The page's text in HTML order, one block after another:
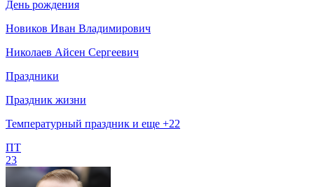
День рождения
Новиков Иван Владимирович
Николаев Айсен Сергеевич
Праздники
Праздник жизни
Температурный праздник и еще +22
ПТ
23